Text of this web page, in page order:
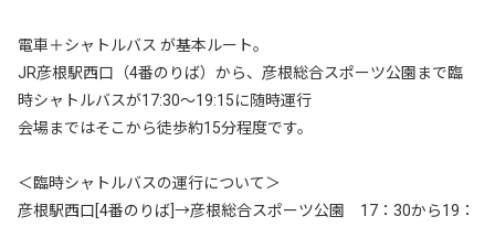
電車＋シャトルバス が基本ルート。
JR彦根駅西口（4番のりば）から、彦根総合スポーツ公園まで臨
時シャトルバスが17:30〜19:15に随時運行
会場まではそこから徒歩約15分程度です。
＜臨時シャトルバスの運行について＞
彦根駅西口[4番のりば]→彦根総合スポーツ公園 17：30から19：